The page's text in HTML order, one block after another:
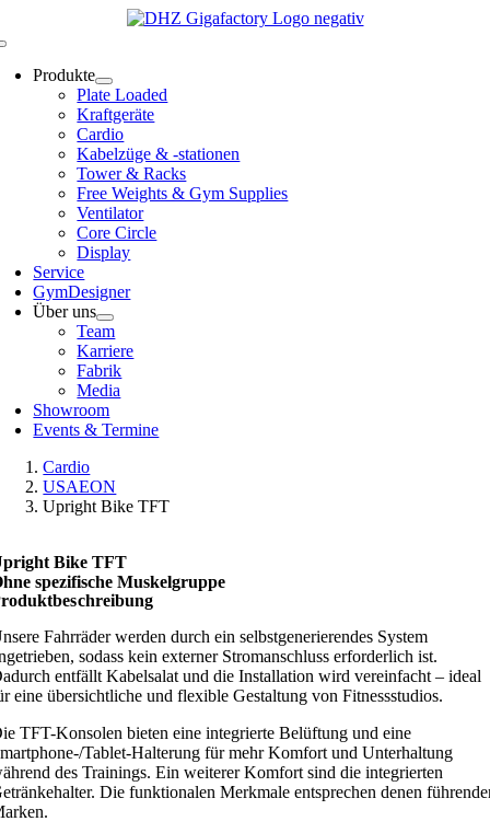
Produkte
Plate Loaded
Kraftgeräte
Cardio
Kabelzüge & -stationen
Tower & Racks
Free Weights & Gym Supplies
Ventilator
Core Circle
Display
Service
GymDesigner
Über uns
Team
Karriere
Fabrik
Media
Showroom
Events & Termine
Cardio
USAEON
Upright Bike TFT
Bike TFT
spezifische Muskelgruppe
Fahrräder werden durch ein selbstgenerierendes System
sodass kein externer Stromanschluss erforderlich ist.
entfällt Kabelsalat und die Installation wird vereinfacht – ideal
eine übersichtliche und flexible Gestaltung von Fitnessstudios.
TFT-Konsolen bieten eine integrierte Belüftung und eine
Tablet-Halterung für mehr Komfort und Unterhaltung
des Trainings. Ein weiterer Komfort sind die integrierten
Die funktionalen Merkmale entsprechen denen